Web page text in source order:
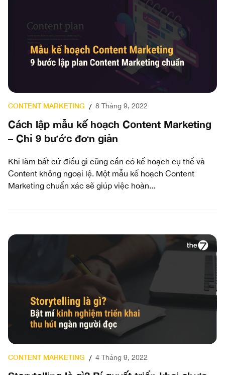
CONTENT MARKETING / 8 Tháng 9, 2022
Cách lập mẫu kế hoạch Content Marketing
– Chỉ 9 bước đơn giản
Khi làm bất cứ điều gì cũng cần có kế hoạch cụ thể và
Content không ngoại lệ. Một mẫu kế hoạch Content
Marketing chuẩn xác sẽ giúp việc hoàn...
CONTENT MARKETING / 4 Tháng 9, 2022